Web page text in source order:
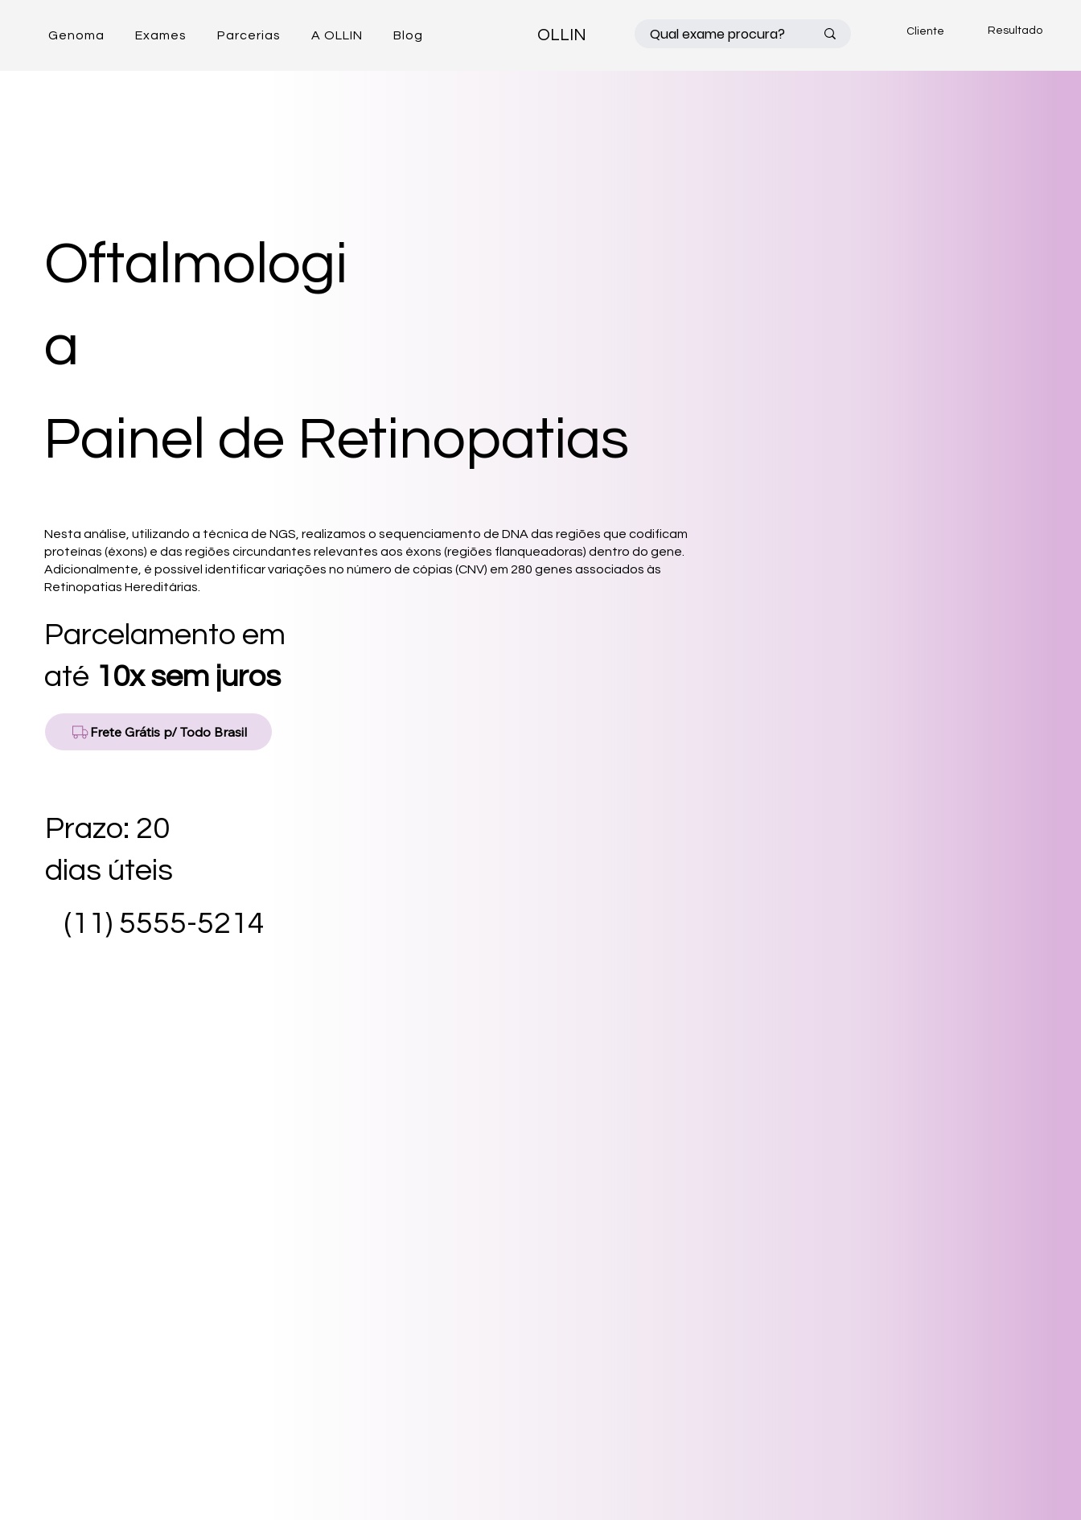
Genoma Exames Parcerias A OLLIN Blog OLLIN Cliente Resultado
Oftalmologi
a
Painel de Retinopatias
Nesta análise, utilizando a técnica de NGS, realizamos o sequenciamento de DNA das regiões que codificam
proteínas (éxons) e das regiões circundantes relevantes aos éxons (regiões flanqueadoras) dentro do gene.
Adicionalmente, é possível identificar variações no número de cópias (CNV) em 280 genes associados às
Retinopatias Hereditárias.
Parcelamento em
até 10x sem juros
Frete Grátis p/ Todo Brasil
Prazo: 20
dias úteis
(11) 5555-5214